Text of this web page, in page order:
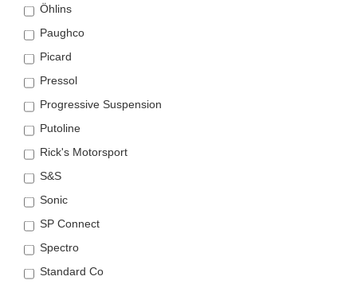
Öhlins
Paughco
Picard
Pressol
Progressive Suspension
Putoline
Rick's Motorsport
S&S
Sonic
SP Connect
Spectro
Standard Co